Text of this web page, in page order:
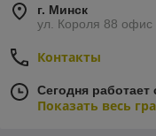
г. Минск
ул. Короля 88 офис
Контакты
Сегодня работает
Показать весь